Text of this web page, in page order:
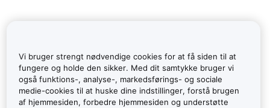
Vi bruger strengt nødvendige cookies for at få siden til at
fungere og holde den sikker. Med dit samtykke bruger vi
også funktions-, analyse-, markedsførings- og sociale
medie-cookies til at huske dine indstillinger, forstå brugen
af hjemmesiden, forbedre hjemmesiden og understøtte